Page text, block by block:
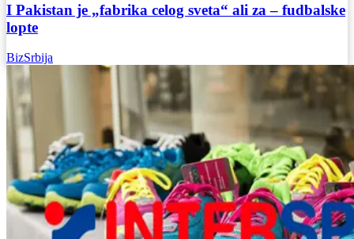
I Pakistan je „fabrika celog sveta“ ali za – fudbalske
lopte
BizSrbija